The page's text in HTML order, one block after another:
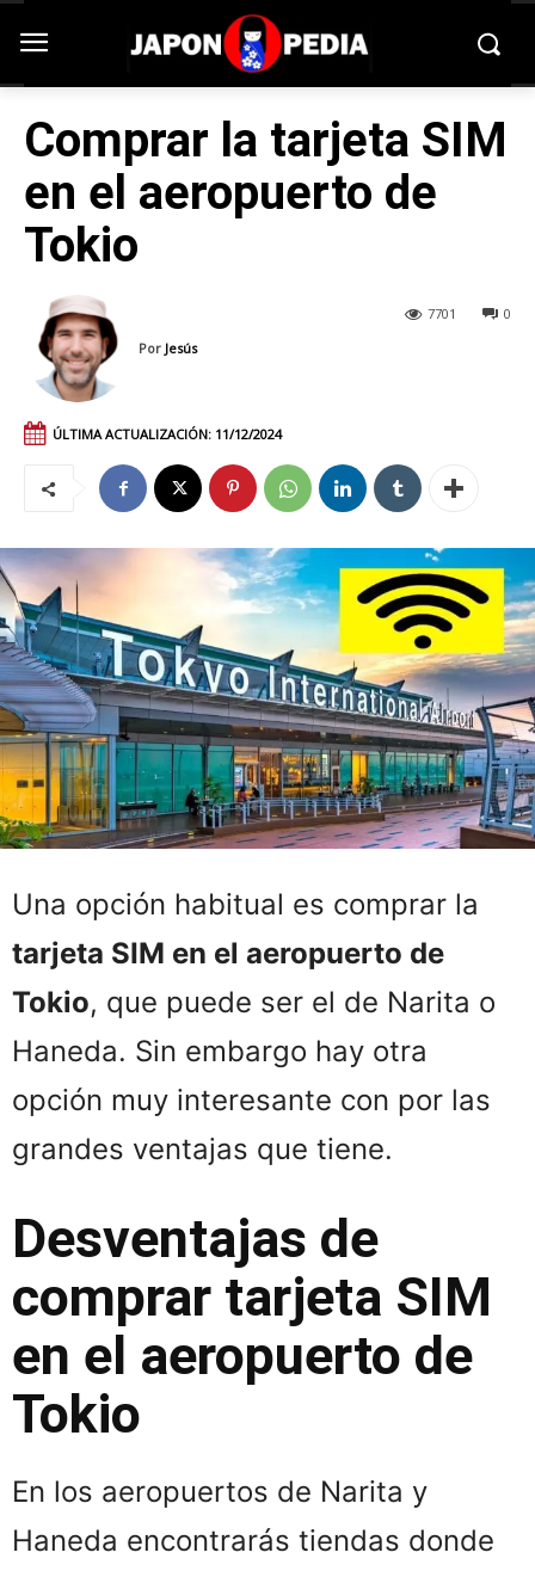
Comprar la tarjeta SIM
en el aeropuerto de
Tokio
0
7701
Por Jesús
ÚLTIMA ACTUALIZACIÓN: 11/12/2024
Una opción habitual es comprar la
tarjeta SIM en el aeropuerto de
Tokio, que puede ser el de Narita o
Haneda. Sin embargo hay otra
opción muy interesante con por las
grandes ventajas que tiene.
Desventajas de
comprar tarjeta SIM
en el aeropuerto de
Tokio
En los aeropuertos de Narita y
Haneda encontrarás tiendas donde